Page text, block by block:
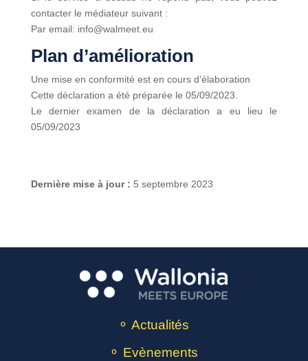
contacter le médiateur suivant :
Par email: info@walmeet.eu
Plan d’amélioration
Une mise en conformité est en cours d’élaboration
Cette déclaration a été préparée le 05/09/2023.
Le dernier examen de la déclaration a eu lieu le
05/09/2023
Dernière mise à jour : 5 septembre 2023
⚬ Actualités
⚬ Evènements